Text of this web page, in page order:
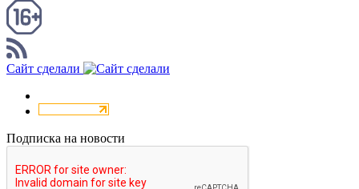
Сайт сделали
Подписка на новости